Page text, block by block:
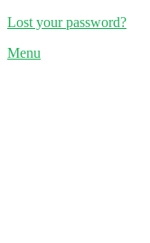
Lost your password?
Menu